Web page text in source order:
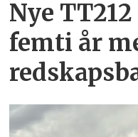
Nye
femti år­